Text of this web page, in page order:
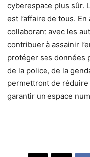
cyberespace plus sûr.
est l’affaire de tous.
collaborant avec les
contribuer à assainir
protéger ses données
de la police, de la
permettront de réduire
garantir un espace